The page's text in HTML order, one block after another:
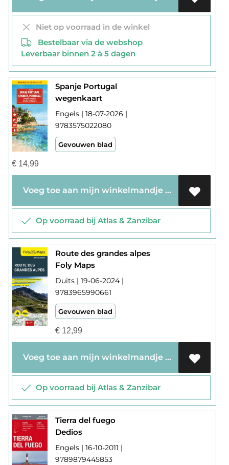
Niet op voorraad in de winkel
Bestelbaar via de webshop
Leverbaar binnen 2 à 5 dagen
Spanje Portugal
wegenkaart
Engels | 18-07-2026 |
9783575022080
Gevouwen blad
€14,99
Voeg toe aan mijn winkelmandje
Op voorraad bij Atlas & Zanzibar
Route des grandes alpes
Foly Maps
Duits | 19-06-2024 |
9783965990661
Gevouwen blad
€12,99
Voeg toe aan mijn winkelmandje
Op voorraad bij Atlas & Zanzibar
Tierra del fuego
Dedios
Engels | 16-10-2011 |
9789879445853